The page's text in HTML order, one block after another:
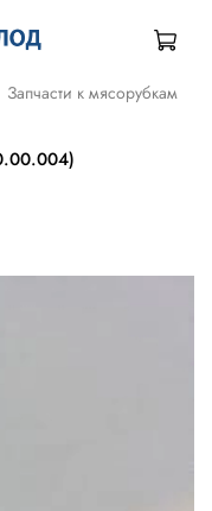
Запчасти к мясорубкам